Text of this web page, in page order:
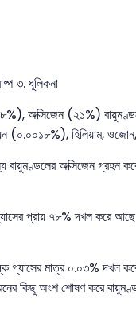
৩. ধূলিকনা
অক্সিজেন (২১%)
হিলিয়াম, ওজোন,
বায়ুমণ্ডলের অক্সিজেন গ্রহন
প্রায় ৭৮% দখল করে
গ্যাসের মাত্র ০.০৩% দখল
কিছু অংশ শোষণ করে